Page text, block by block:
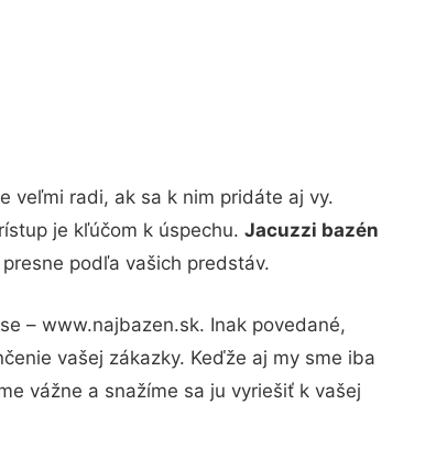
veľmi radi, ak sa k nim pridáte aj vy.
je kľúčom k úspechu. Jacuzzi bazén
podľa vašich predstáv.
– www.najbazen.sk. Inak povedané,
vašej zákazky. Keďže aj my sme iba
vážne a snažíme sa ju vyriešiť k vašej